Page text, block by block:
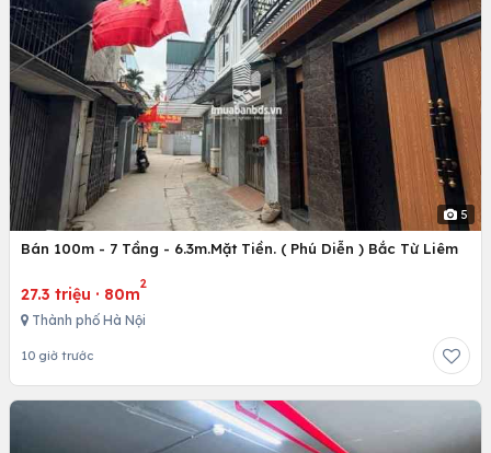
5
Bán 100m - 7 Tầng - 6.3m.Mặt Tiền. ( Phú Diễn ) Bắc Từ Liêm
27.3 triệu · 80m
2
Thành phố Hà Nội
10 giờ trước